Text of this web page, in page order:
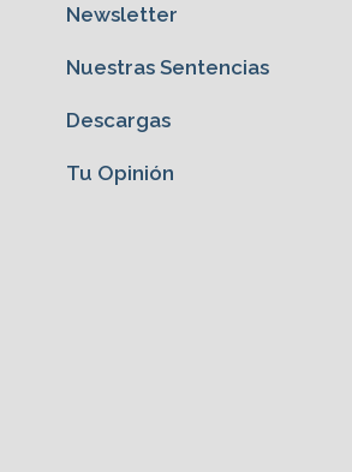
Newsletter
Nuestras Sentencias
Descargas
Tu Opinión